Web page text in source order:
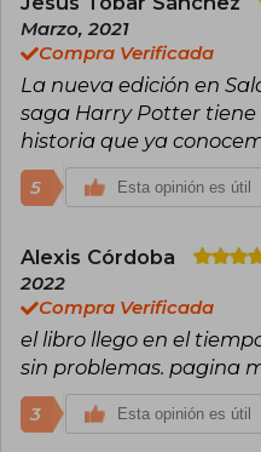
con el cuento
grupos
pandemia de
que siempre
Marzo, 2021
Compra Verificada
La nueva edición en
saga Harry Potter
historia que ya
5 Esta opinión es útil
Alexis Córdoba
2022
Compra Verificada
el libro llego en el
sin problemas. pagina
3 Esta opinión es útil